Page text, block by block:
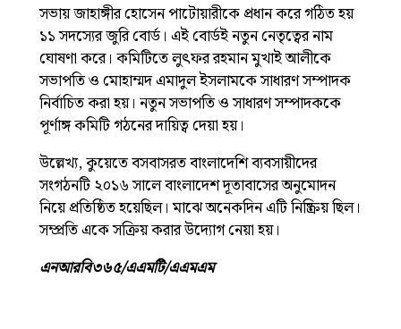
সভায় জাহাঙ্গীর হোসেন পাটোয়ারীকে প্রধান করে গঠিত হয়
১১ সদস্যের জুরি বোর্ড। এই বোর্ডই নতুন নেতৃত্বের নাম
ঘোষণা করে। কমিটিতে লুৎফর রহমান মুখাই আলীকে
সভাপতি ও মোহাম্মদ এমাদুল ইসলামকে সাধারণ সম্পাদক
নির্বাচিত করা হয়। নতুন সভাপতি ও সাধারণ সম্পাদককে
পূর্ণাঙ্গ কমিটি গঠনের দায়িত্ব দেয়া হয়।
উল্লেখ্য, কুয়েতে বসবাসরত বাংলাদেশি ব্যবসায়ীদের
সংগঠনটি ২০১৬ সালে বাংলাদেশ দূতাবাসের অনুমোদন
নিয়ে প্রতিষ্ঠিত হয়েছিল। মাঝে অনেকদিন এটি নিষ্ক্রিয় ছিল।
সম্প্রতি একে সক্রিয় করার উদ্যোগ নেয়া হয়।
এনআরবি৩৬৫/এএমটি/এএমএম